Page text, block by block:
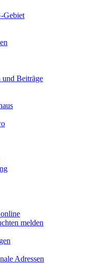
Gebiet
und Beiträge
melden
Adressen